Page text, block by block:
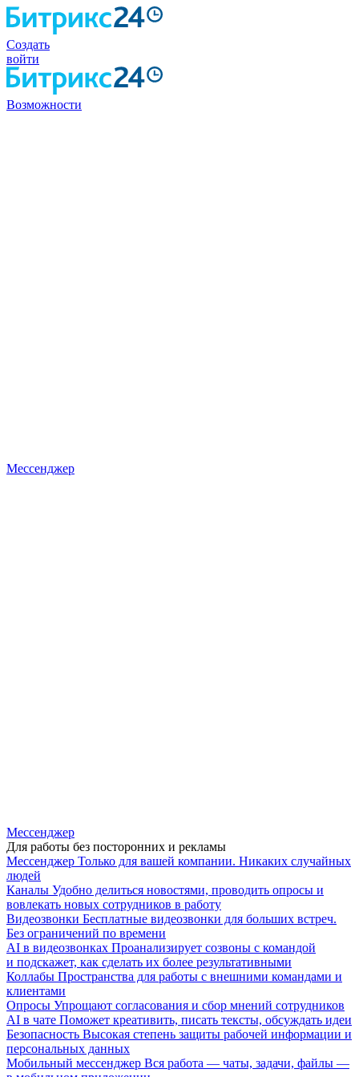
Создать
войти
Возможности
Мессенджер
Мессенджер
Для работы без посторонних и рекламы
Мессенджер Только для вашей компании. Никаких случайных
людей
Каналы Удобно делиться новостями, проводить опросы и
вовлекать новых сотрудников в работу
Видеозвонки Бесплатные видеозвонки для больших встреч.
Без ограничений по времени
AI в видеозвонках Проанализирует созвоны с командой
и подскажет, как сделать их более результативными
Коллабы Пространства для работы с внешними командами и
клиентами
Опросы Упрощают согласования и сбор мнений сотрудников
AI в чате Поможет креативить, писать тексты, обсуждать идеи
Безопасность Высокая степень защиты рабочей информации и
персональных данных
Мобильный мессенджер Вся работа — чаты, задачи, файлы —